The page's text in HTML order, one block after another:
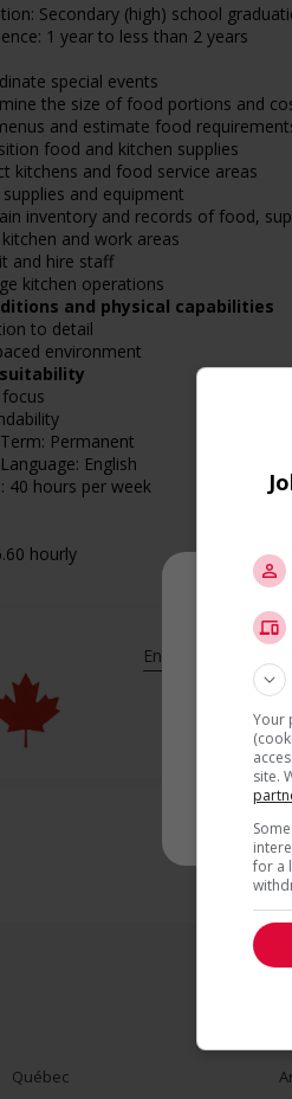
Secondary (high) school
1 year to less than 2 years
special events
the size of food portions and
and estimate food
food and kitchen supplies
kitchens and food service areas
and equipment
inventory and records of food,
kitchen and work areas
and hire staff
kitchen operations
and physical capabilities
to detail
environment
Permanent
English
40 hours per week
hourly
En savoir plus
Québec
Your
site.
for a